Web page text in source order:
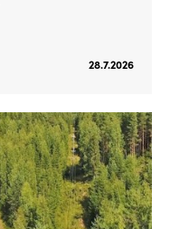
28.7.2026